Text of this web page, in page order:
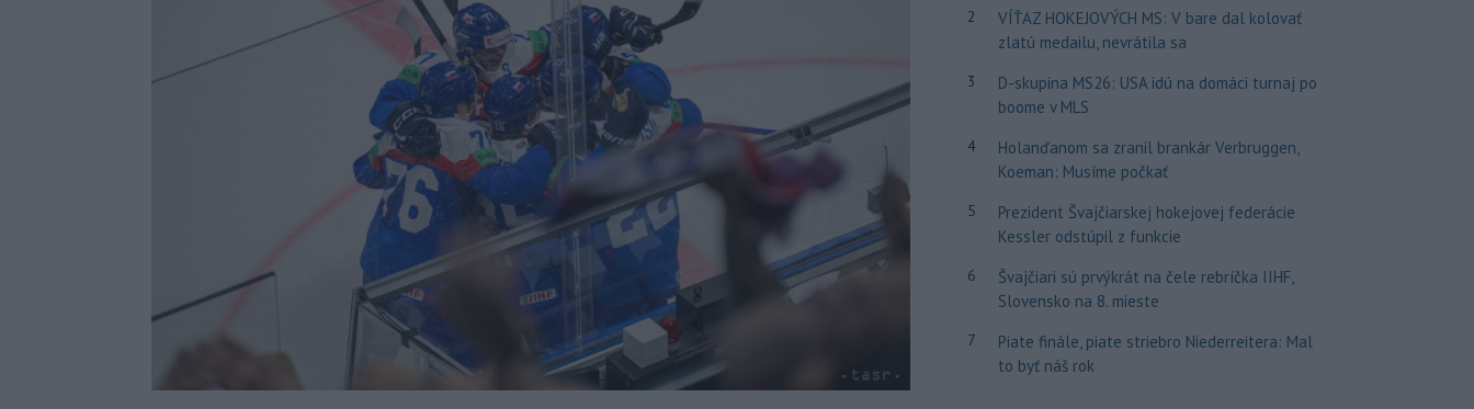
2
VÍŤAZ HOKEJOVÝCH MS: V bare dal kolovať
zlatú medailu, nevrátila sa
3
D-skupina MS26: USA idú na domáci turnaj po
boome v MLS
4
Holanďanom sa zranil brankár Verbruggen,
Koeman: Musíme počkať
5
Prezident Švajčiarskej hokejovej federácie
Kessler odstúpil z funkcie
6
Švajčiari sú prvýkrát na čele rebríčka IIHF,
Slovensko na 8. mieste
7
Piate finále, piate striebro Niederreitera: Mal
to byť náš rok